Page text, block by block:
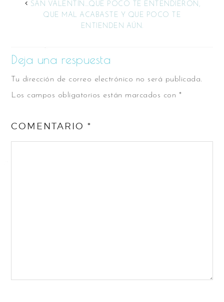
SAN VALENTÍN…QUE POCO TE ENTENDIERON,
QUE MAL ACABASTE Y QUE POCO TE
ENTIENDEN AÚN.
Deja una respuesta
Tu dirección de correo electrónico no será publicada.
Los campos obligatorios están marcados con *
COMENTARIO*